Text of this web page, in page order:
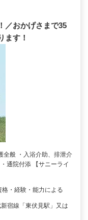
／おかげさまで35
ます！
全般 ・入浴介助、排泄介
通院付添 【サニーライ
・経験・能力による
宿線「東伏見駅」又は